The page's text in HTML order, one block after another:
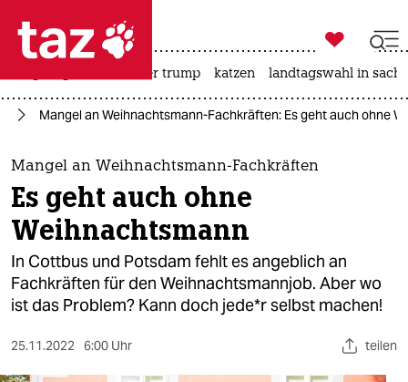
 taz zahl ich
taz zahl ich
themen
politik
öko
gesellschaft
sport

taz zahl ich
usa unter trump katzen landtagswahl in
Mangel an Weihnachtsmann-Fachkräften: Es geht auch ohne
Mangel an Weihnachtsmann-Fachkräften
Es geht auch ohne
Weihnachtsmann
In Cottbus und Potsdam fehlt es angeblich an
Fachkräften für den Weihnachtsmannjob. Aber wo
ist das Problem? Kann doch je­de*r selbst machen!
25.11.2022 6:00 Uhr teilen